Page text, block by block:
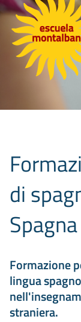
di
Spagna
Formazione
lingua
straniera.